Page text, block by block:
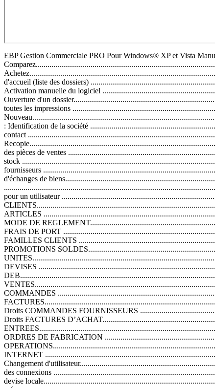
EBP Gestion Commerciale PRO Pour Windows® XP et Vista Manuel utilisateurTable des matières Ecran d'accueil (logiciel non activé) ........................................................................................................ 1 Comparez......................................................................................................................................... 1 Evaluez............................................................................................................................................. 1 Achetez............................................................................................................................................. 1 Activez.............................................................................................................................................. 1 Ecran d'accueil (liste des dossiers) ......................................................................................................... 3 Comment activer le logiciel ?................................................................................................................... 5 Activation manuelle du logiciel ......................................................................................................... 5 Dossier..................................................................................................................................................... 7 Ouverture d'un dossier......................................................................................................................... 7 Fermer un dossier................................................................................................................................ 7 Arrêter toutes les impressions ............................................................................................................. 7 Quitter .................................................................................................................................................. 7 Nouveau............................................................................................................................................... 7 Création d'un dossier ....................................................................................................................... 7 Etape 2 : Identification de la société ................................................................................................ 8 Etape 3 : L'adresse .......................................................................................................................... 8 Etape 4 : Le contact ......................................................................................................................... 8 Etape 5 : Choix de la devise............................................................................................................. 8 Recopie................................................................................................................................................ 8 La recopie......................................................................................................................................... 8 Recopie des pièces de ventes